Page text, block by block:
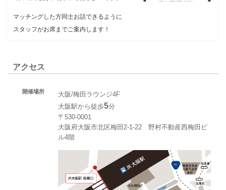
マッチングした方同士お話できるように
スタッフがお席までご案内します！
アクセス
開催場所
大阪/梅田ラウンジ4F
大阪駅から徒歩5分
〒530-0001
大阪府大阪市北区梅田2-1-22 野村不動産西梅田ビ
ル4階